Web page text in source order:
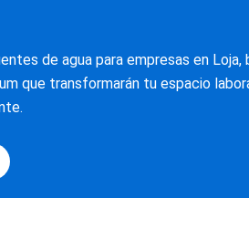
de agua para empresas en Loja,
que transformarán tu espacio